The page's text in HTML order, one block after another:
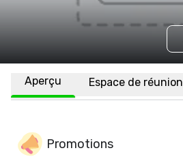
Aperçu Espace de réunion
Promotions